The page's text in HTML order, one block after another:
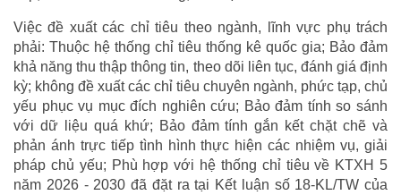
Việc đề xuất các chỉ tiêu theo ngành, lĩnh vực phụ trách
phải: Thuộc hệ thống chỉ tiêu thống kê quốc gia; Bảo đảm
khả năng thu thập thông tin, theo dõi liên tục, đánh giá định
kỳ; không đề xuất các chỉ tiêu chuyên ngành, phức tạp, chủ
yếu phục vụ mục đích nghiên cứu; Bảo đảm tính so sánh
với dữ liệu quá khứ; Bảo đảm tính gắn kết chặt chẽ và
phản ánh trực tiếp tình hình thực hiện các nhiệm vụ, giải
pháp chủ yếu; Phù hợp với hệ thống chỉ tiêu về KTXH 5
năm 2026 - 2030 đã đặt ra tại Kết luận số 18-KL/TW của